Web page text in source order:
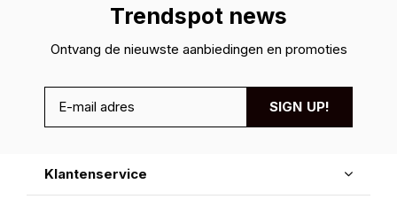
Trendspot news
Ontvang de nieuwste aanbiedingen en promoties
SIGN UP!
Klantenservice